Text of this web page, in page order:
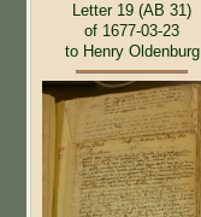
Letter 19 (AB 31)
of 1677-03-23
to Henry Oldenburg